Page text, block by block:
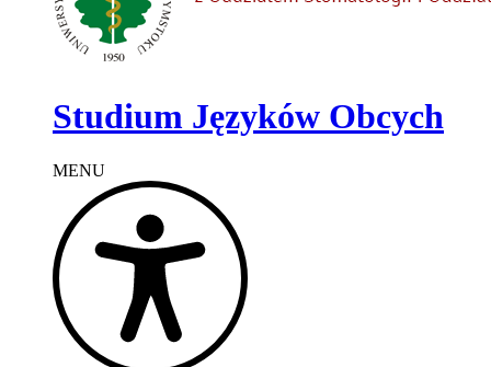
Studium Języków Obcych
MENU